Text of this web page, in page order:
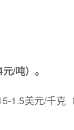
/吨）。
1.5美元/千克